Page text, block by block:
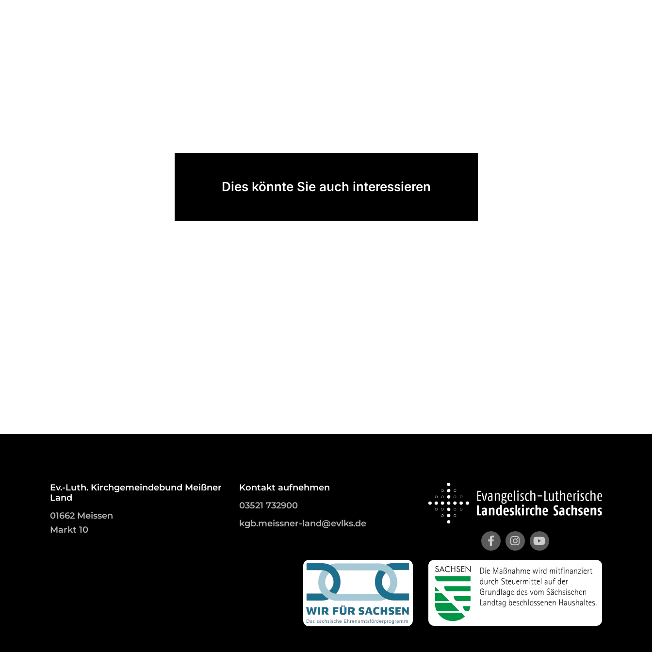
Dies könnte Sie auch interessieren
Ev.-Luth. Kirchgemeindebund Meißner
Land
01662 Meissen
Markt 10
Kontakt aufnehmen
03521 732900
kgb.meissner-land@evlks.de